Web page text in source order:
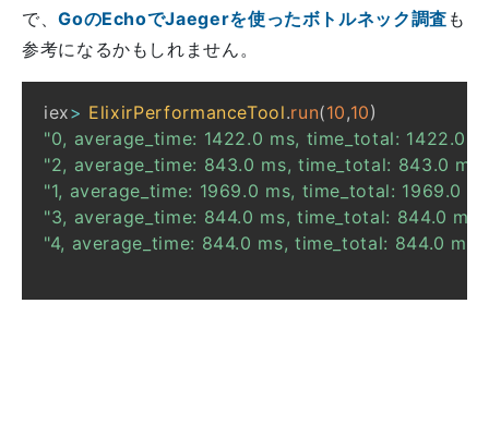
で、GoのEchoでJaegerを使ったボトルネック調査 も
参考になるかもしれません。
iex> ElixirPerformanceTool.run(10,10)
"0, average_time: 1422.0 ms, time_total: 1422.0
"2, average_time: 843.0 ms, time_total: 843.0 ms"
"1, average_time: 1969.0 ms, time_total: 1969.0
"3, average_time: 844.0 ms, time_total: 844.0 ms"
"4, average_time: 844.0 ms, time_total: 844.0 ms"